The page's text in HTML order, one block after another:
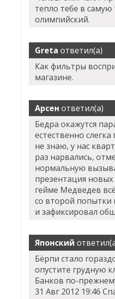
тепло тебе в самую
олимпийский.
Greta ответил(а)
Как фильтры
магазине.
Арсен ответил(а)
Бедра окажутся
естественно
не знаю, у нас
раз нарвались,
нормальную
презентация
гейме Медведев
со второй попытки
и зафиксировал
Японский
Бёрпи стало
опустите грудную
Банков по-
31 Авг 2012 19:46